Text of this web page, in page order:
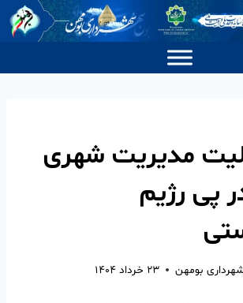
مدیریت شهری
پی رژیم
بومهن ۲۳ خرداد ۱۴۰۴